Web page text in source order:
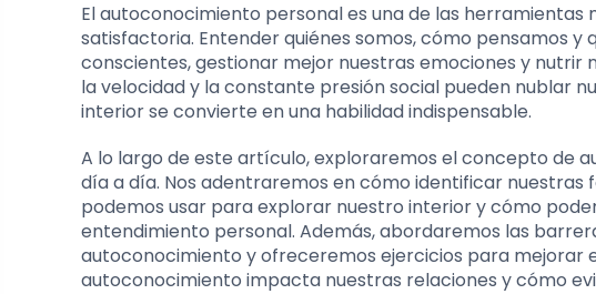
El autoconocimiento personal es una de las
satisfactoria. Entender quiénes somos, cómo pensamos
conscientes, gestionar mejor nuestras emociones y nutrir
la velocidad y la constante presión social pueden nublar
interior se convierte en una habilidad indispensable.
A lo largo de este artículo, exploraremos el concepto de
día a día. Nos adentraremos en cómo identificar
podemos usar para explorar nuestro interior y cómo
entendimiento personal. Además, abordaremos las
autoconocimiento y ofreceremos ejercicios para mejorar
autoconocimiento impacta nuestras relaciones y cómo